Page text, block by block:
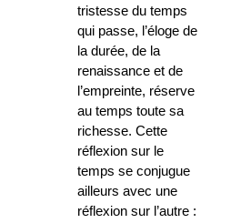
tristesse du temps
qui passe, l’éloge de
la durée, de la
renaissance et de
l’empreinte, réserve
au temps toute sa
richesse. Cette
réflexion sur le
temps se conjugue
ailleurs avec une
réflexion sur l’autre :